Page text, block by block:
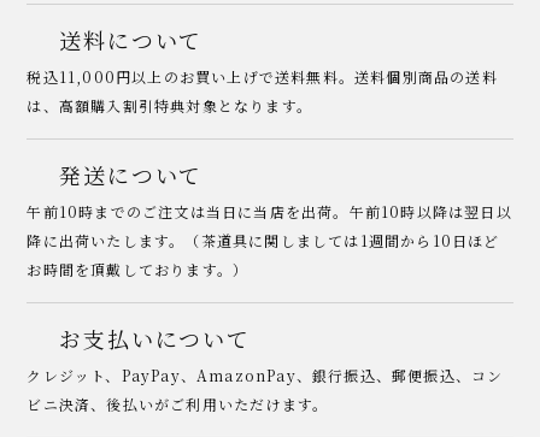
送料について
税込11,000円以上のお買い上げで送料無料。送料個別商品の送料
は、高額購入割引特典対象となります。
発送について
午前10時までのご注文は当日に当店を出荷。午前10時以降は翌日以
降に出荷いたします。（茶道具に関しましては1週間から10日ほど
お時間を頂戴しております。）
お支払いについて
クレジット、PayPay、AmazonPay、銀行振込、郵便振込、コン
ビニ決済、後払いがご利用いただけます。